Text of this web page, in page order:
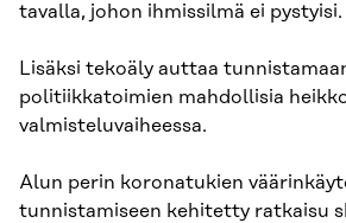
tavalla, johon ihmissilmä ei pystyisi.
Lisäksi tekoäly auttaa
politiikkatoimien mahdollisia
valmisteluvaiheessa.
Alun perin koronatukien
tunnistamiseen kehitetty ratkaisu